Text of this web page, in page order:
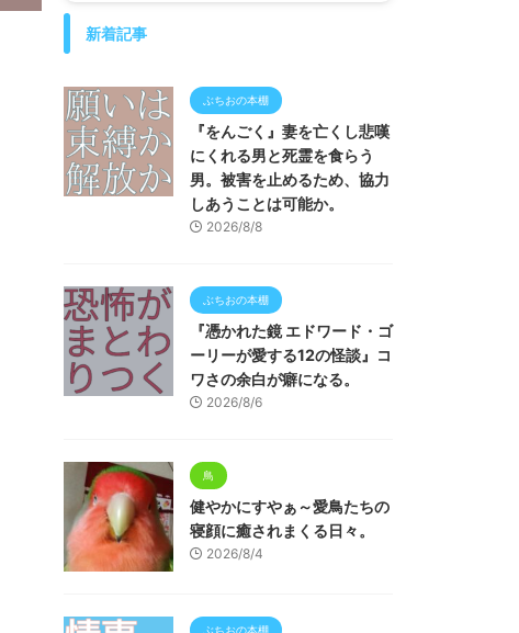
新着記事
ぶちおの本棚
『をんごく』妻を亡くし悲嘆
にくれる男と死霊を食らう
男。被害を止めるため、協力
しあうことは可能か。
2026/8/8
ぶちおの本棚
『憑かれた鏡 エドワード・ゴ
ーリーが愛する12の怪談』コ
ワさの余白が癖になる。
2026/8/6
鳥
健やかにすやぁ～愛鳥たちの
寝顔に癒されまくる日々。
2026/8/4
ぶちおの本棚